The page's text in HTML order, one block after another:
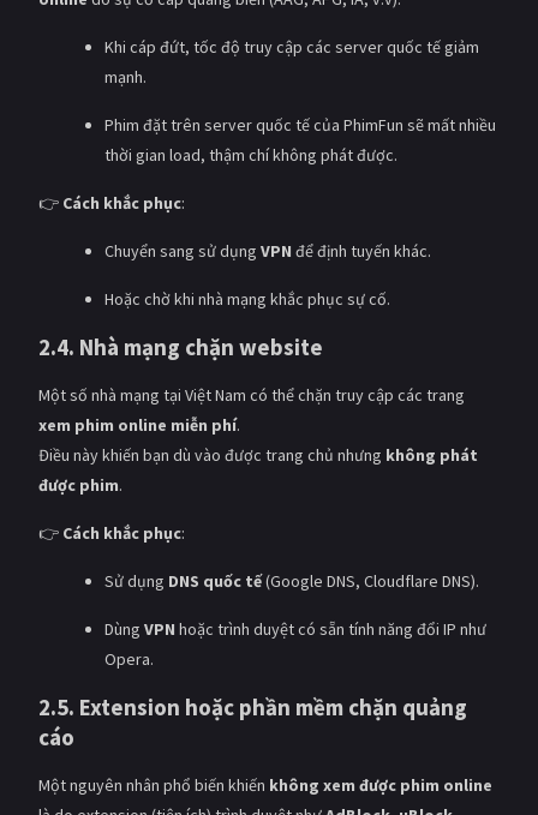
Khi cáp đứt, tốc độ truy cập các server quốc tế giảm
mạnh.
Phim đặt trên server quốc tế của PhimFun sẽ mất nhiều
thời gian load, thậm chí không phát được.
👉 Cách khắc phục:
Chuyển sang sử dụng VPN để định tuyến khác.
Hoặc chờ khi nhà mạng khắc phục sự cố.
2.4. Nhà mạng chặn website
Một số nhà mạng tại Việt Nam có thể chặn truy cập các trang
xem phim online miễn phí.
Điều này khiến bạn dù vào được trang chủ nhưng không phát
được phim.
👉 Cách khắc phục:
Sử dụng DNS quốc tế(Google DNS, Cloudflare DNS).
Dùng VPN hoặc trình duyệt có sẵn tính năng đổi IP như
Opera.
2.5. Extension hoặc phần mềm chặn quảng
cáo
Một nguyên nhân phổ biến khiến không xem được phim online